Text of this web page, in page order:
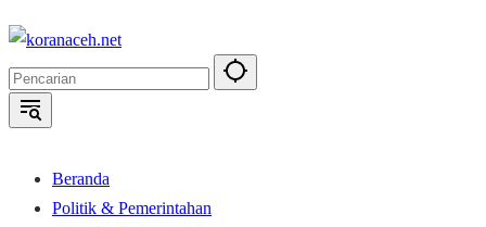
Langsung
konten
Beranda
Politik & Pemerintahan